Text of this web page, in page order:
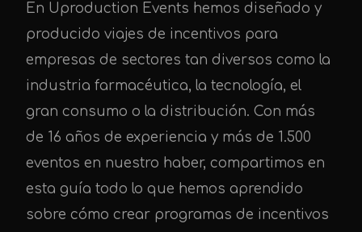
En Uproduction Events hemos diseñado y
producido viajes de incentivos para
empresas de sectores tan diversos como la
industria farmacéutica, la tecnología, el
gran consumo o la distribución. Con más
de 16 años de experiencia y más de 1.500
eventos en nuestro haber, compartimos en
esta guía todo lo que hemos aprendido
sobre cómo crear programas de incentivos